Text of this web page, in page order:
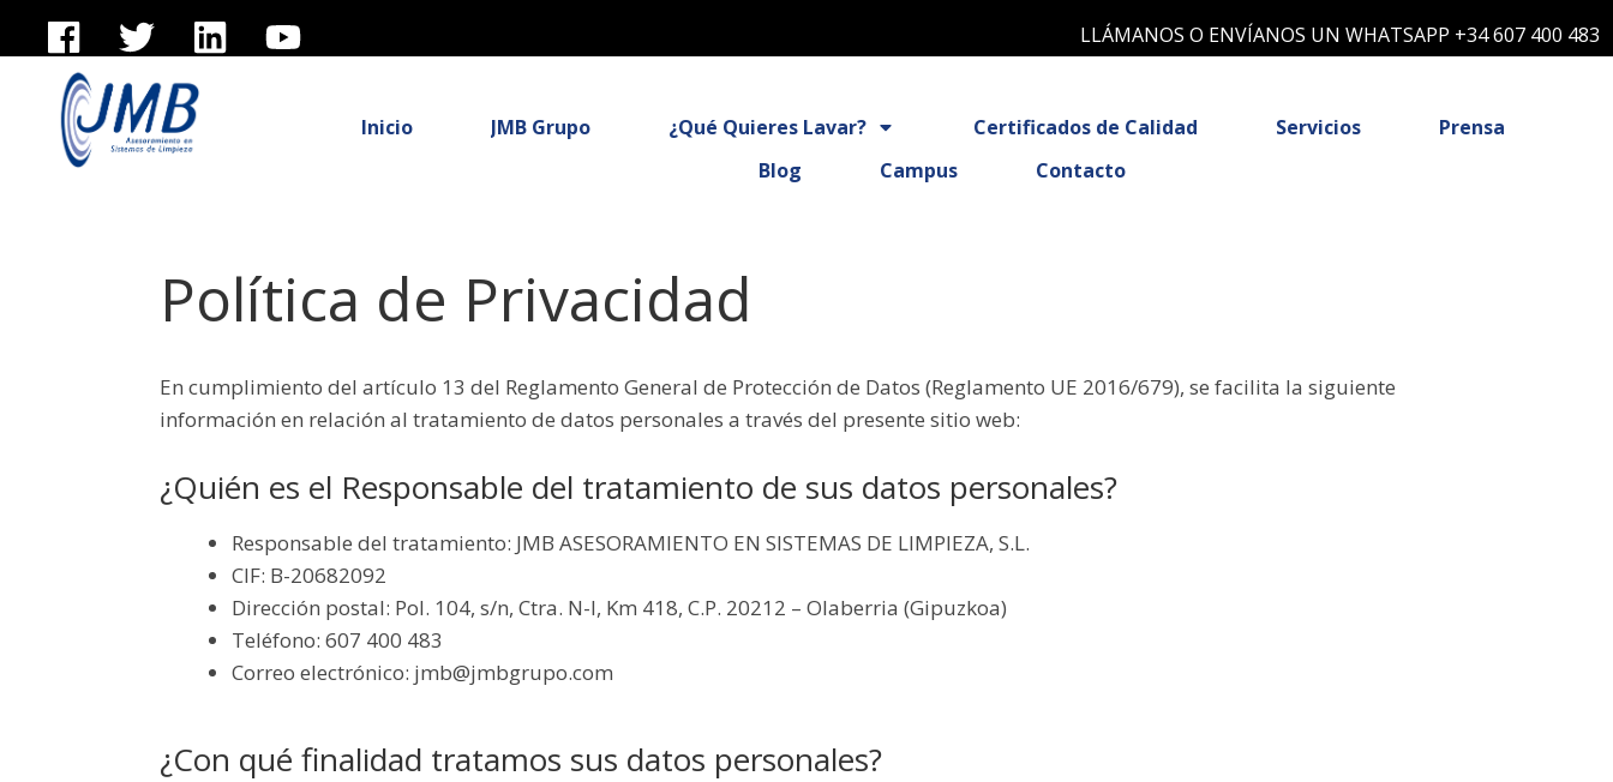
LLÁMANOS O ENVÍANOS UN WHATSAPP +34 607 400 483
Inicio JMB Grupo ¿Qué Quieres Lavar? Certificados de Calidad Servicios
Prensa
Blog
Campus Contacto
Política de Privacidad
En cumplimiento del artículo 13 del Reglamento General de Protección de Datos (Reglamento UE 2016/679), se facilita la siguiente
información en relación al tratamiento de datos personales a través del presente sitio web:
¿Quién es el Responsable del tratamiento de sus datos personales?
Responsable del tratamiento: JMB ASESORAMIENTO EN SISTEMAS DE LIMPIEZA, S.L.
CIF: B-20682092
Dirección postal: Pol. 104, s/n, Ctra. N-I, Km 418, C.P. 20212 – Olaberria (Gipuzkoa)
Teléfono: 607 400 483
Correo electrónico: jmb@jmbgrupo.com
¿Con qué finalidad tratamos sus datos personales?